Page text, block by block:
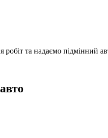
та надаємо підмінний